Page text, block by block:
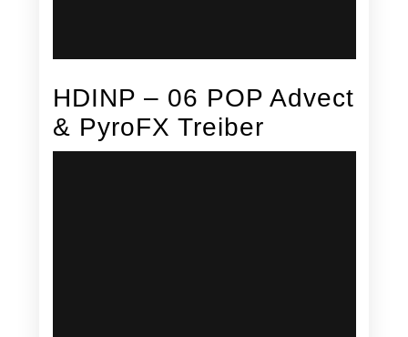
HDINP – 06 POP Advect
& PyroFX Treiber